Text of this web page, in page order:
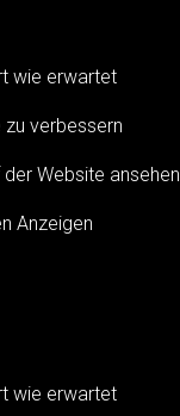
wie erwartet
zu verbessern
Website ansehen
Anzeigen
wie erwartet